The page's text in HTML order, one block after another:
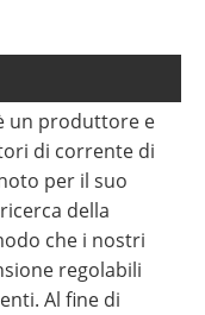
è un produttore e
di corrente di
per il suo
della
che i nostri
regolabili
Al fine di